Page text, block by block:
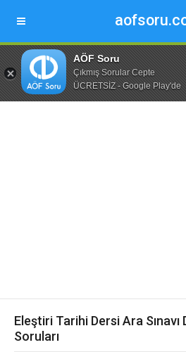
AÖF Soru
Çıkmış Sorular Cepte
ÜCRETSİZ - Google Play'de
Eleştiri Tarihi Dersi Ara Sınavı
Soruları